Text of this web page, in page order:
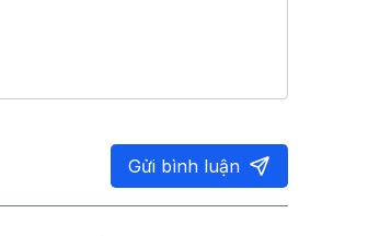
Gửi bình luận